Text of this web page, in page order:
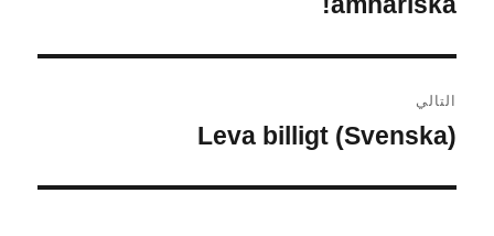
التالي
المقالة
(Svenska) Leva billigt